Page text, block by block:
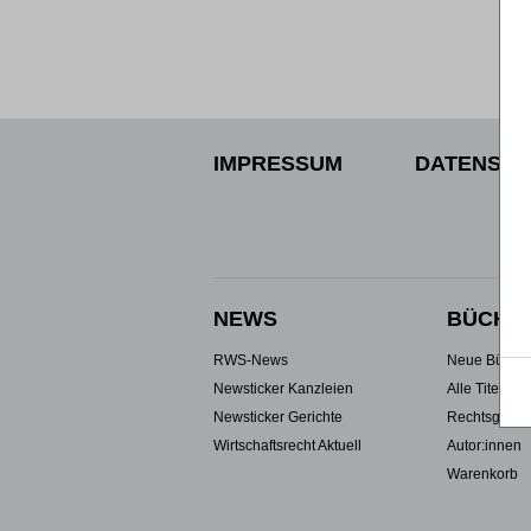
IMPRESSUM
NEWS
RWS-News
Newsticker Kanzleien
Newsticker Gerichte
Wirtschaftsrecht Aktuell
Neue Bücher
Alle Titel
Rechtsgebiete
Autor:innen
Warenkorb